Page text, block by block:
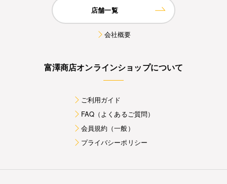
店舗一覧
会社概要
富澤商店オンラインショップについて
ご利用ガイド
FAQ（よくあるご質問）
会員規約（一般）
プライバシーポリシー